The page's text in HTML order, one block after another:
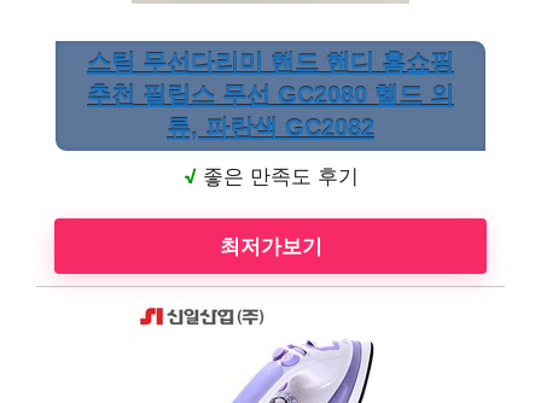
스팀 무선다리미 핸드 핸디 홈쇼핑
추천 필립스 무선 GC2080 헬드 의
류, 파란색 GC2082
√좋은 만족도 후기
최저가보기